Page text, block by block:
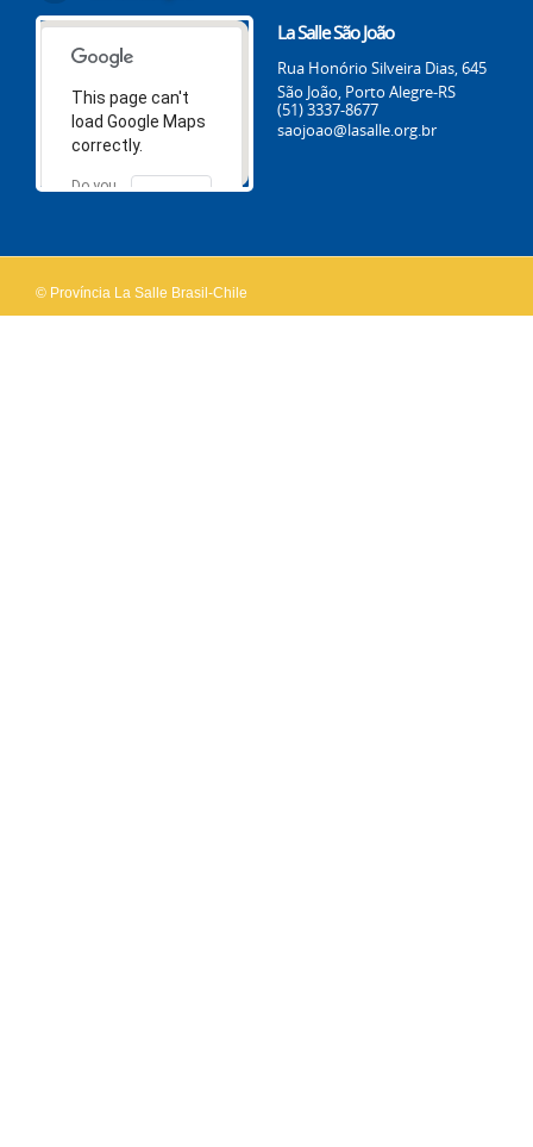
This page can't
load Google Maps
correctly.
Do you
OK
La Salle São João
Rua Honório Silveira Dias, 645
São João, Porto Alegre-RS
(51) 3337-8677
saojoao@lasalle.org.br
© Província La Salle Brasil-Chile